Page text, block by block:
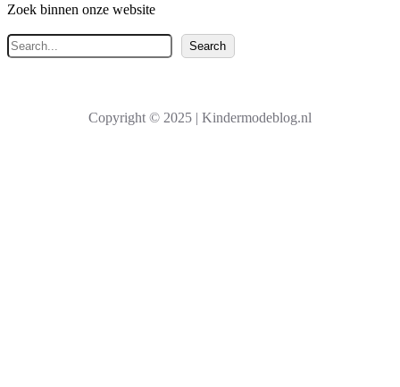
Zoek binnen onze website
Z
o
e
Search
Copyright © 2025 | Kindermodeblog.nl